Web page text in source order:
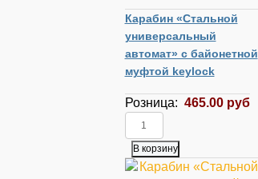
Карабин «Стальной
универсальный
автомат» с байонетной
муфтой keylock
Розница: 465.00 руб